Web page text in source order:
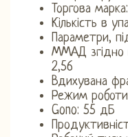
Торгова
Кількість в
Параметри,
ММАД згідно
2,56
Вдихувана
Режим
Gono: 55 дБ